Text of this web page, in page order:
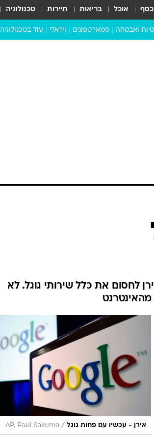
כסף אוכל בריאות תיירות טכנולוגיה
ואבטחה סמארטפונים ויראלי עוד בטכנולוגיה
לחסום את כלל שירותי גוגל. לא
אירן - עכשיו עם פחות גוגל /
AP, Paul Sakuma